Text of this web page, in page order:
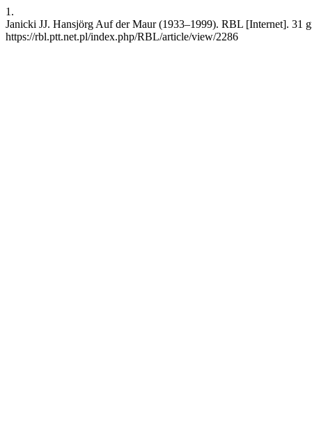
1.
Janicki JJ. Hansjörg Auf der Maur (1933–1999). RBL [Internet]. 31
https://rbl.ptt.net.pl/index.php/RBL/article/view/2286